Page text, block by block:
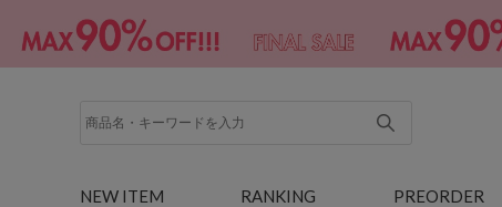
NEW ITEM RANKING PREORDER